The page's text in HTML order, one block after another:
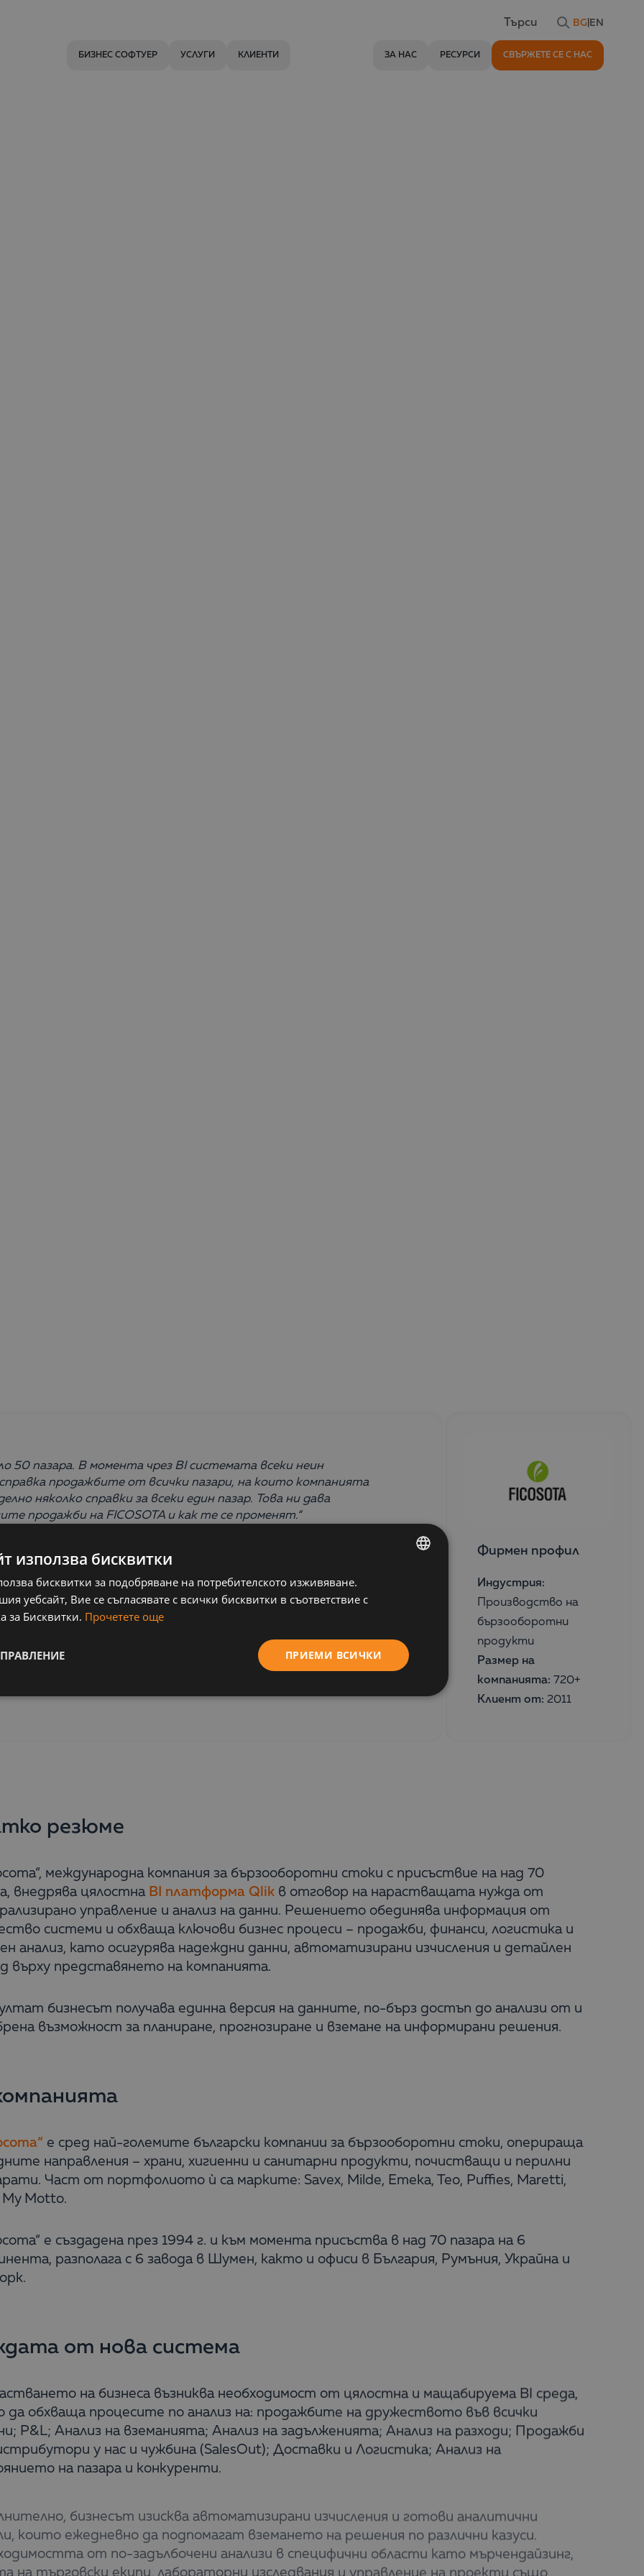
BG EN
БИЗНЕС СОФТУЕР УСЛУГИ КЛИЕНТИ ЗА НАС РЕСУРСИ СВЪРЖЕТЕ СЕ С НАС
50 пазара. В момента чрез BI системата всеки неин
продажбите от всички пазари, на които компанията
няколко справки за всеки един пазар. Това ни дава
продажби на FICOSOTA и как те се променят.“
Фирмен профил
Индустрия:
Производство на
бързооборотни
продукти
Размер на
компанията: 720+
Клиент от: 2011
резюме
международна компания за бързооборотни стоки с присъствие на над 70
внедрява цялостна BI платформа Qlik в отговор на нарастващата нужда от
управление и анализ на данни. Решението обединява информация от
системи и обхваща ключови бизнес процеси – продажби, финанси, логистика и
анализ, като осигурява надеждни данни, автоматизирани изчисления и детайлен
върху представянето на компанията.
бизнесът получава единна версия на данните, по-бърз достъп до анализи от и
възможност за планиране, прогнозиране и вземане на информирани решения.
е сред най-големите български компании за бързооборотни стоки, оперираща
направления – храни, хигиенни и санитарни продукти, почистващи и перилни
Част от портфолиото ѝ са марките: Savex, Milde, Emeka, Teo, Puffies, Maretti,
My Motto.
е създадена през 1994 г. и към момента присъства в над 70 пазара на 6
разполага с 6 завода в Шумен, както и офиси в България, Румъния, Украйна и
от нова система
на бизнеса възниква необходимост от цялостна и мащабируема BI среда,
да обхваща процесите по анализ на: продажбите на дружеството във всички
P&L; Анализ на вземанията; Анализ на задълженията; Анализ на разходи; Продажби
у нас и чужбина (SalesOut); Доставки и Логистика; Анализ на
на пазара и конкуренти.
бизнесът изисква автоматизирани изчисления и готови аналитични
които ежедневно да подпомагат вземането на решения по различни казуси.
от по-задълбочени анализи в специфични области като мърчендайзинг,
на търговски екипи, лабораторни изследвания и управление на проекти също
използва бисквитки
бисквитки за подобряване на потребителското изживяване.
уебсайт, Вие се съгласявате с всички бисквитки в съответствие с
за Бисквитки. Прочетете още
ПРИЕМИ ВСИЧКИ